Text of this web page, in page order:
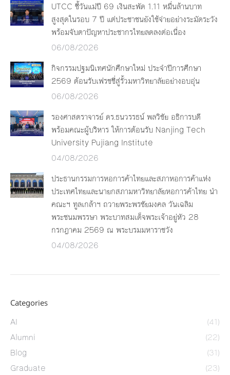
UTCC ชี้วันแม่ปี 69 เงินสะพัด 1.11 หมื่นล้านบาท
สูงสุดในรอบ 7 ปี แต่ประชาชนยังใช้จ่ายอย่างระมัดระวัง
พร้อมจับตาปัญหาประชากรไทยลดลงต่อเนื่อง
06/08/2026
กิจกรรมปฐมนิเทศนักศึกษาใหม่ ประจำปีการศึกษา
2569 ต้อนรับเฟรชชี่สู่รั้วมหาวิทยาลัยอย่างอบอุ่น
06/08/2026
รองศาสตราจารย์ ดร.ธนวรรธน์ พลวิชัย อธิการบดี
พร้อมคณะผู้บริหาร ให้การต้อนรับ Nanjing Tech
University Pujiang Institute
04/08/2026
ประธานกรรมการหอการค้าไทยและสภาหอการค้าแห่ง
ประเทศไทยและนายกสภามหาวิทยาลัยหอการค้าไทย นำ
คณะฯ ทูลเกล้าฯ ถวายพระพรชัยมงคล วันเฉลิม
พระชนมพรรษา พระบาทสมเด็จพระเจ้าอยู่หัว 28
กรกฎาคม 2569 ณ พระบรมมหาราชวัง
04/08/2026
Categories
AI
(41)
Alumni
(22)
Blog
(31)
Graduate
(23)